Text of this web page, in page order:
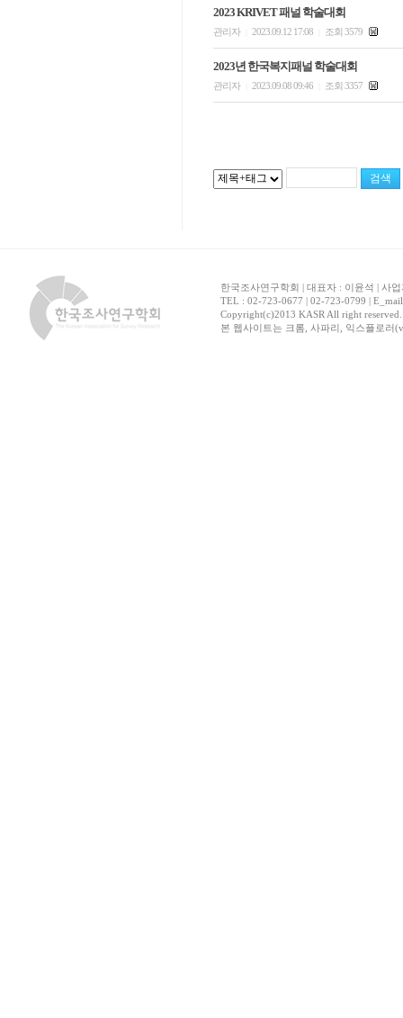
2023 KRIVET 패널 학술대회
관리자 2023.09.12 17:08 조회 3579
2023년 한국복지패널 학술대회
관리자 2023.09.08 09:46 조회 3357
한국조사연구학회 | 대표자 : 이윤석 | 사
TEL : 02-723-0677 | 02-723-0799 | E_mail
Copyright(c)2013 KASR All right
본 웹사이트는 크롬, 사파리, 익스플로러